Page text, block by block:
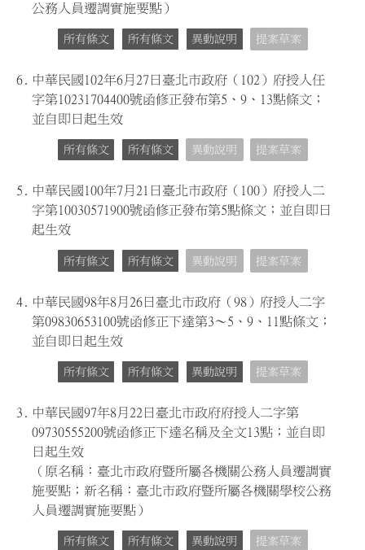
公務人員遷調實施要點）
所有條文 所有條文 異動說明 提案草案
6.
中華民國102年6月27日臺北市政府（102）府授人任
字第10231704400號函修正發布第5、9、13點條文；
並自即日起生效
所有條文 所有條文 異動說明 提案草案
5. 中華民國100年7月21日臺北市政府（100）府授人二
字第10030571900號函修正發布第5點條文；並自即日
起生效
所有條文 所有條文 異動說明 提案草案
4.
中華民國98年8月26日臺北市政府（98）府授人二字
第09830653100號函修正下達第3～5、9、11點條文；
並自即日起生效
所有條文 所有條文 異動說明 提案草案
3.
中華民國97年8月22日臺北市政府府授人二字第
09730555200號函修正下達名稱及全文13點；並自即
日起生效
（原名稱：臺北市政府暨所屬各機關公務人員遷調實
施要點；新名稱：臺北市政府暨所屬各機關學校公務
人員遷調實施要點）
所有條文 所有條文 異動說明 提案草案